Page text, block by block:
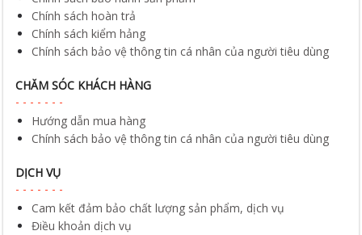
Chính sách hoàn trả
Chính sách kiểm hảng
Chính sách bảo vệ thông tin cá nhân của người tiêu dùng
CHĂM SÓC KHÁCH HÀNG
Hướng dẫn mua hàng
Chính sách bảo vệ thông tin cá nhân của người tiêu dùng
DỊCH VỤ
Cam kết đảm bảo chất lượng sản phẩm, dịch vụ
Điều khoản dịch vụ